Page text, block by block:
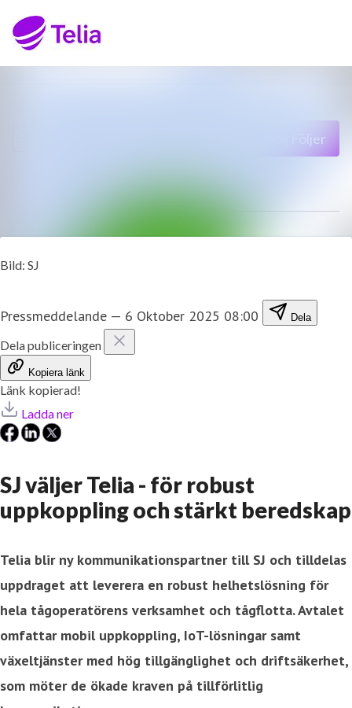
Kontakt
Följer
Bild: SJ
Pressmeddelande — 6 Oktober 2025 08:00 Dela
Dela publiceringen
Kopiera länk
Länk kopierad!
Ladda ner
SJ väljer Telia - för robust
uppkoppling och stärkt beredskap
Telia blir ny kommunikationspartner till SJ och tilldelas
uppdraget att leverera en robust helhetslösning för
hela tågoperatörens verksamhet och tågflotta. Avtalet
omfattar mobil uppkoppling, IoT-lösningar samt
växeltjänster med hög tillgänglighet och driftsäkerhet,
som möter de ökade kraven på tillförlitlig